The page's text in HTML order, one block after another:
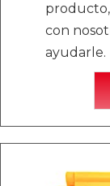
con
ayudarle.